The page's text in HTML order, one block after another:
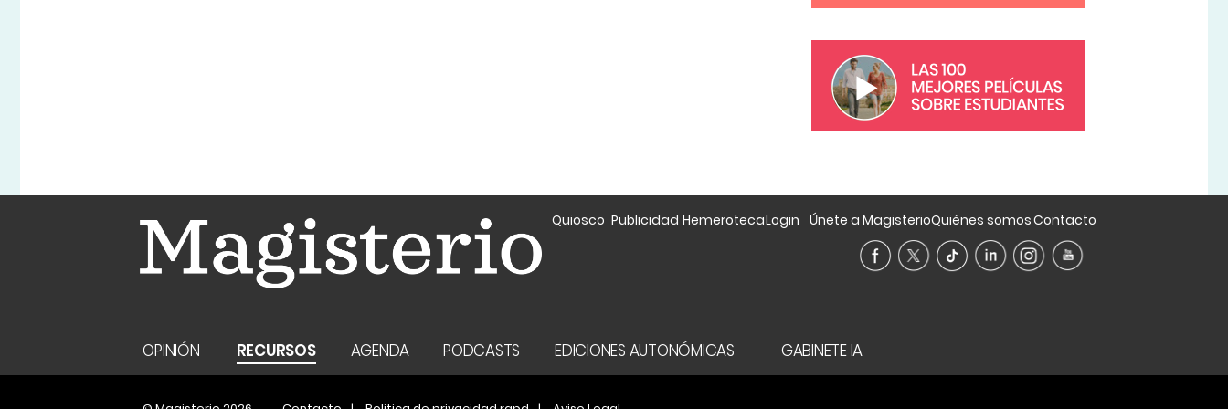
Quiosco Publicidad HemerotecaLogin Únete a MagisterioQuiénes somosContacto
OPINIÓN RECURSOS AGENDA PODCASTS EDICIONES AUTONÓMICAS GABINETE IA